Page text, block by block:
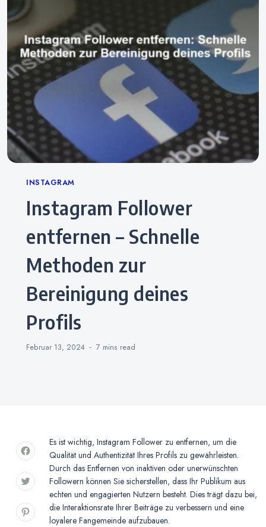
Categories
INSTAGRAM
Instagram Follower
entfernen – Schnelle
Methoden zur
Bereinigung deines
Profils
Februar 13, 2024 7 mins read
Es ist wichtig, Instagram Follower zu entfernen, um die
Qualität und Authentizität Ihres Profils zu gewährleisten.
Durch das Entfernen von inaktiven oder unerwünschten
Followern können Sie sicherstellen, dass Ihr Publikum aus
echten und engagierten Nutzern besteht. Dies trägt dazu bei,
die Interaktionsrate Ihrer Beiträge zu verbessern und eine
loyalere Fangemeinde aufzubauen.